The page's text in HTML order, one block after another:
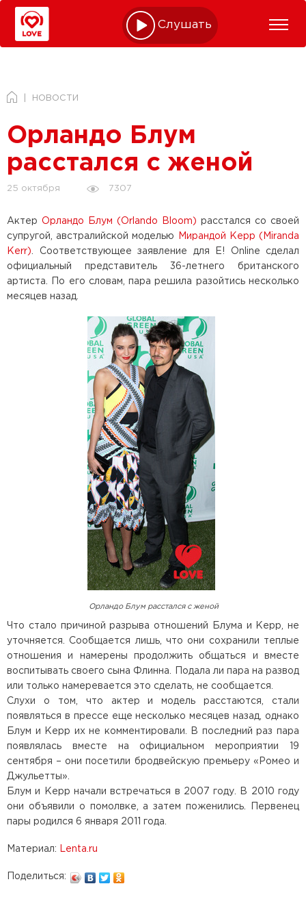
Слушать online
НОВОСТИ
Орландо Блум
расстался с женой
25 октября 7307
Актер Орландо Блум (Orlando Bloom) расстался со своей
супругой, австралийской моделью
Мирандой Керр (Miranda
Kerr) . Соответствующее заявление для E! Online сделал
официальный представитель 36-летнего британского
артиста. По его словам, пара решила разойтись несколько
месяцев назад.
Орландо Блум расстался с женой
Что стало причиной разрыва отношений Блума и Керр, не
уточняется. Сообщается лишь, что они сохранили теплые
отношения и намерены продолжить общаться и вместе
воспитывать своего сына Флинна. Подала ли пара на развод
или только намеревается это сделать, не сообщается.
Слухи о том, что актер и модель расстаются, стали
появляться в прессе еще несколько месяцев назад, однако
Блум и Керр их не комментировали. В последний раз пара
появлялась вместе на официальном мероприятии 19
сентября – они посетили бродвейскую премьеру «Ромео и
Джульетты».
Блум и Керр начали встречаться в 2007 году. В 2010 году
они объявили о помолвке, а затем поженились. Первенец
пары родился 6 января 2011 года.
Материал: Lenta.ru
Поделиться: